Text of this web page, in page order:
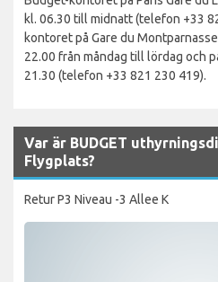
kl. 06.30 till midnatt (telefon +33
kontoret på Gare du
22.00 från måndag till lördag och
21.30 (telefon +33 821 230 419).
Var är BUDGET
Flygplats?
Retur P3 Niveau -3 Allee K